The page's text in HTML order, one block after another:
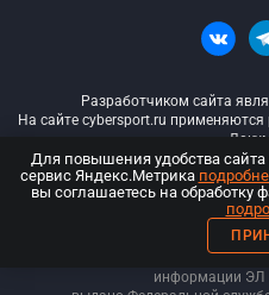
Разработчиком сайта
На сайте cybersport.ru применяются
© ООО
ООО «Киберспорт.ру».
информации
Для повышения удобства
сервис Яндекс.Метрика
вы соглашаетесь на обработку